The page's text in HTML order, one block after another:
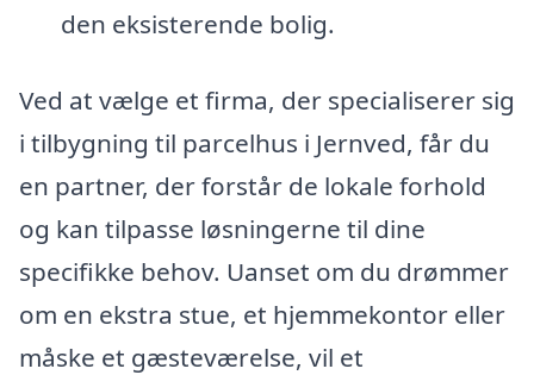
den eksisterende bolig.
Ved at vælge et firma, der specialiserer sig
i tilbygning til parcelhus i Jernved, får du
en partner, der forstår de lokale forhold
og kan tilpasse løsningerne til dine
specifikke behov. Uanset om du drømmer
om en ekstra stue, et hjemmekontor eller
måske et gæsteværelse, vil et